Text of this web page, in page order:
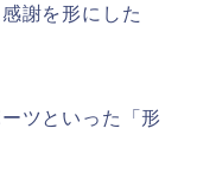
謝を形にした
ツといった「形